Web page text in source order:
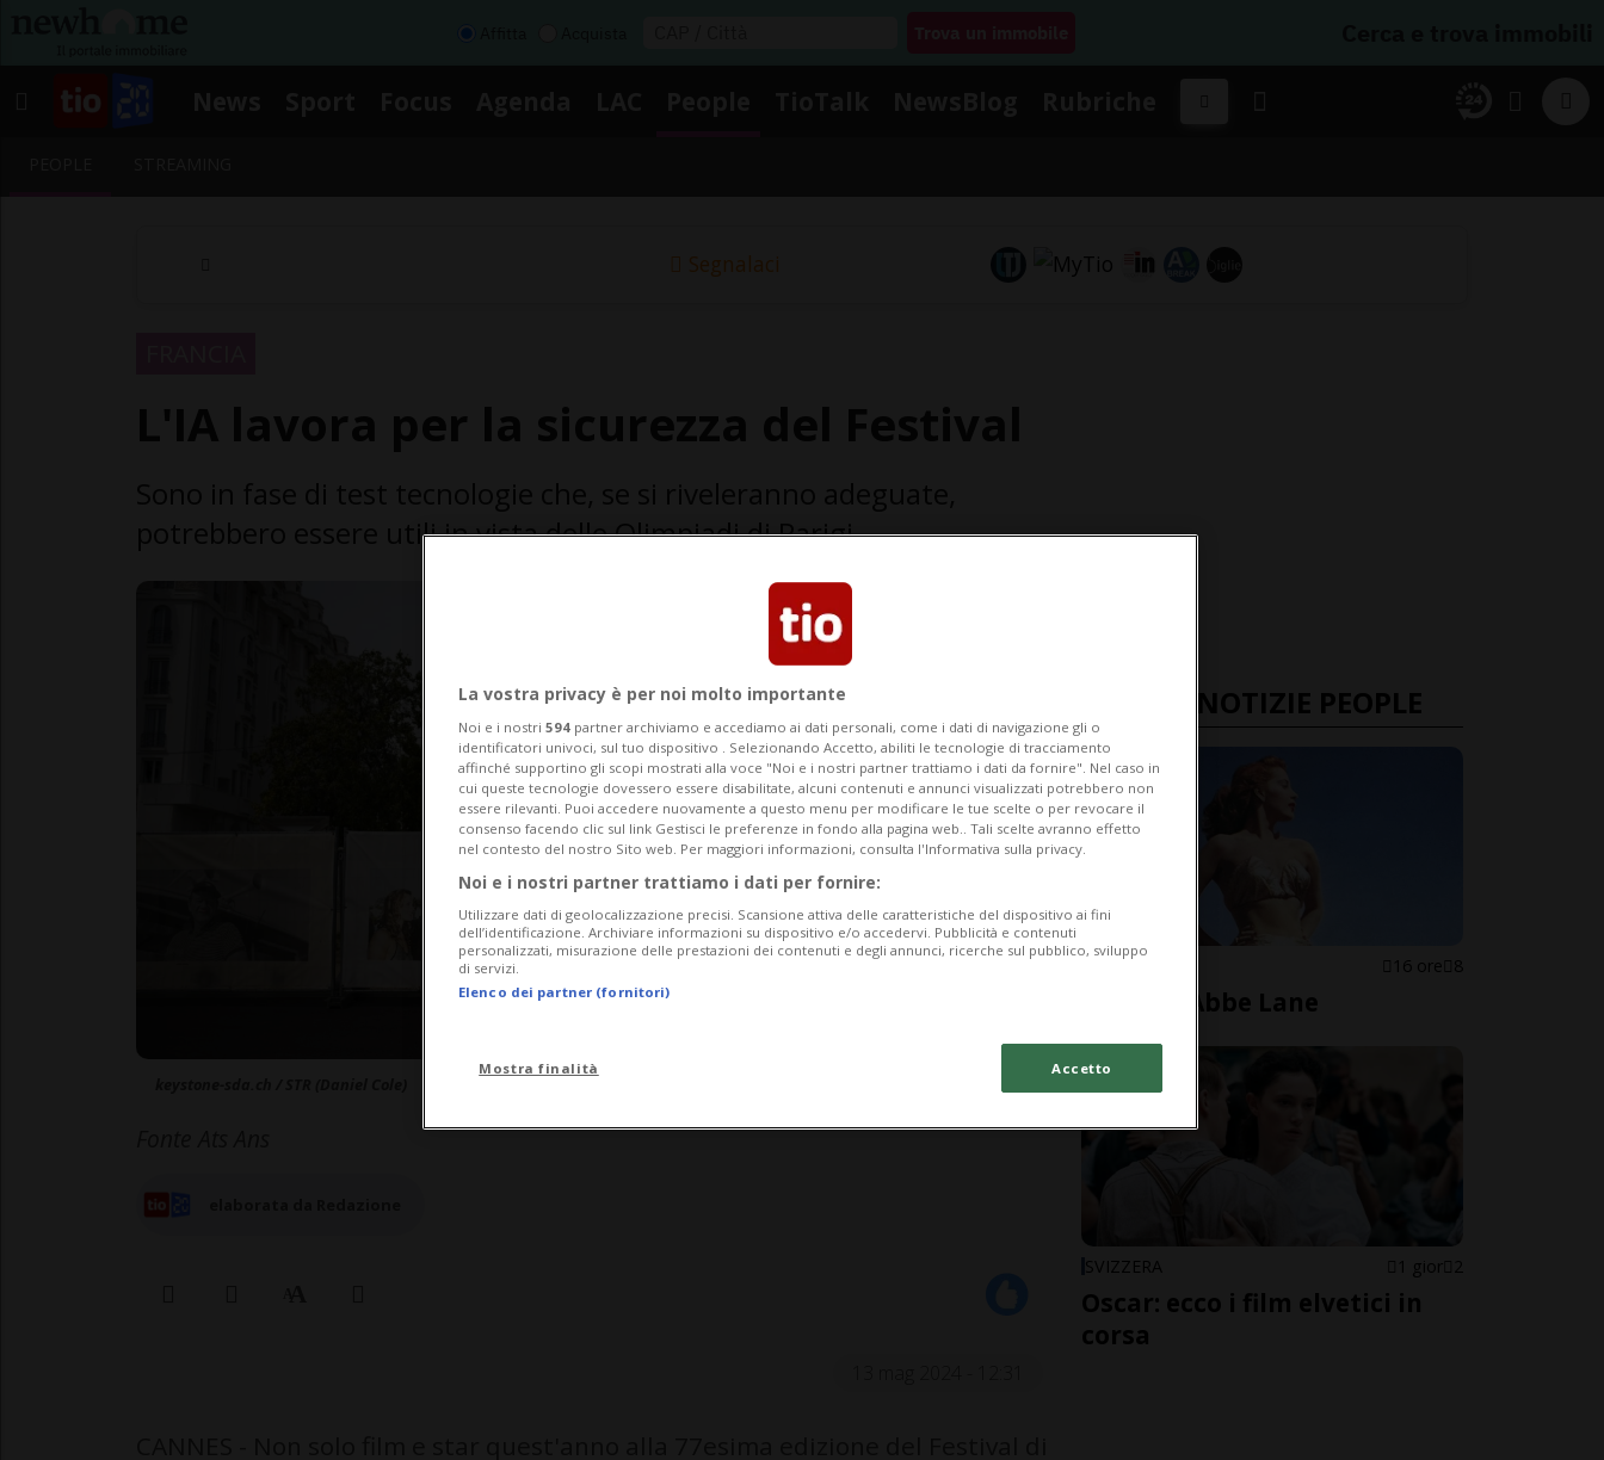
Segnalaci
potrebbero essere utili in vista delle Olimpiadi di Parigi
ULTIME NOTIZIE PEOPLE
STATI UNITI 16 ore 8
È morta Abbe Lane
SVIZZERA 1 gior 2
Oscar: ecco i film elvetici in
corsa
La vostra privacy è per noi molto importante
Noi e i nostri 594 partner archiviamo e accediamo ai dati personali, come i dati di navigazione gli o
identificatori univoci, sul tuo dispositivo . Selezionando Accetto, abiliti le tecnologie di tracciamento
affinché supportino gli scopi mostrati alla voce "Noi e i nostri partner trattiamo i dati da fornire". Nel caso in
cui queste tecnologie dovessero essere disabilitate, alcuni contenuti e annunci visualizzati potrebbero non
essere rilevanti. Puoi accedere nuovamente a questo menu per modificare le tue scelte o per revocare il
consenso facendo clic sul link Gestisci le preferenze in fondo alla pagina web.. Tali scelte avranno effetto
nel contesto del nostro Sito web. Per maggiori informazioni, consulta l'Informativa sulla privacy.
Noi e i nostri partner trattiamo i dati per fornire:
Utilizzare dati di geolocalizzazione precisi. Scansione attiva delle caratteristiche del dispositivo ai fini
dell’identificazione. Archiviare informazioni su dispositivo e/o accedervi. Pubblicità e contenuti
personalizzati, misurazione delle prestazioni dei contenuti e degli annunci, ricerche sul pubblico, sviluppo
di servizi.
Elenco dei partner (fornitori)
Mostra finalità Accetto